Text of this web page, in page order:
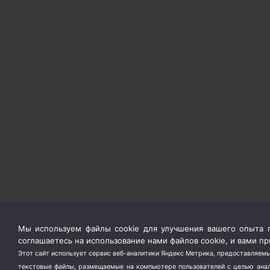
Мы используем файлы cookie для улучшения вашего опыта
соглашаетесь на использование нами файлов cookie, и вами
Этот сайт использует сервис веб-аналитики Яндекс Метрика,
текстовые файлы, размещаемые на компьютере пользователей с целью